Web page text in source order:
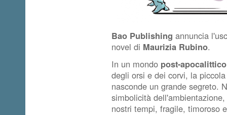
Bao Publishing annuncia
novel di Maurizia Rubino.
In un mondo post-apocalittico
degli orsi e dei corvi, la
nasconde un grande segreto.
simbolicità
nostri tempi, fragile, timoroso